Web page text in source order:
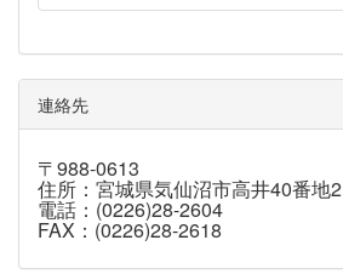
連絡先
〒988-0613
住所：宮城県気仙沼市高井40番地2
電話：(0226)28-2604
FAX：(0226)28-2618